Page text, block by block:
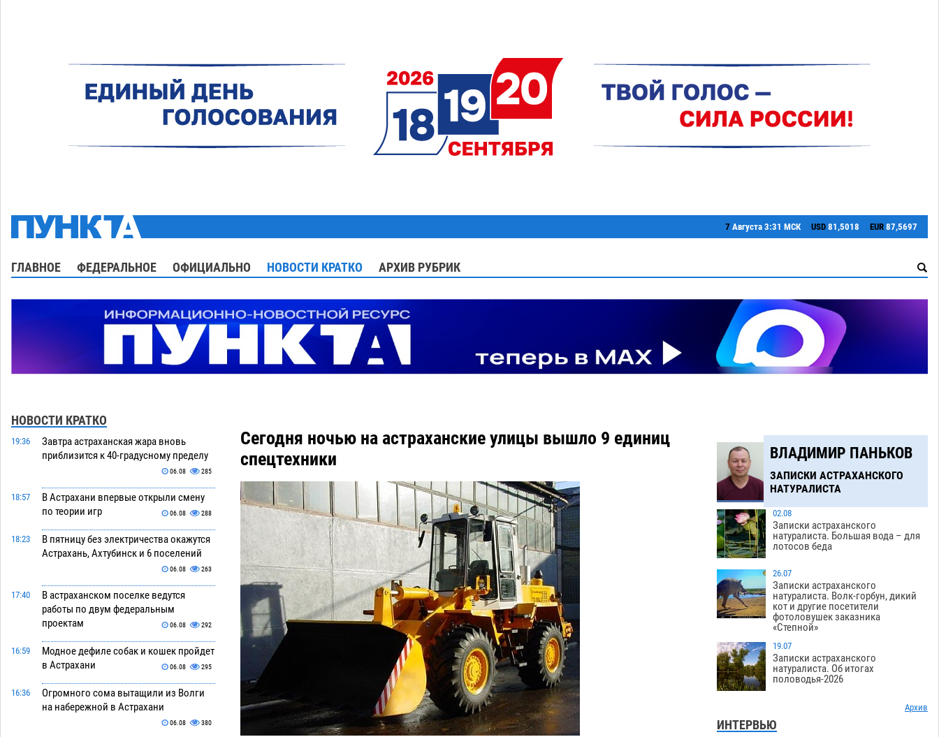
7 Августа 3:31 МСК USD 81,5018 EUR 87,5697
ГЛАВНОЕ ФЕДЕРАЛЬНОЕ ОФИЦИАЛЬНО НОВОСТИ КРАТКО АРХИВ РУБРИК
НОВОСТИ КРАТКО
19:36
Завтра астраханская жара вновь
приблизится к 40-градусному пределу
06.08 285
18:57
В Астрахани впервые открыли смену
по теории игр
06.08 288
18:23
В пятницу без электричества окажутся
Астрахань, Ахтубинск и 6 поселений
06.08 263
17:40
В астраханском поселке ведутся
работы по двум федеральным
проектам
06.08 292
16:59
Модное дефиле собак и кошек пройдет
в Астрахани
06.08 295
16:36
Огромного сома вытащили из Волги
на набережной в Астрахани
06.08 380
Сегодня ночью на астраханские улицы вышло 9 единиц
спецтехники
ВЛАДИМИР ПАНЬКОВ
ЗАПИСКИ АСТРАХАНСКОГО
НАТУРАЛИСТА
02.08
Записки астраханского
натуралиста. Большая вода – для
лотосов беда
26.07
Записки астраханского
натуралиста. Волк-горбун, дикий
кот и другие посетители
фотоловушек заказника
«Степной»
19.07
Записки астраханского
натуралиста. Об итогах
половодья-2026
Архив
ИНТЕРВЬЮ